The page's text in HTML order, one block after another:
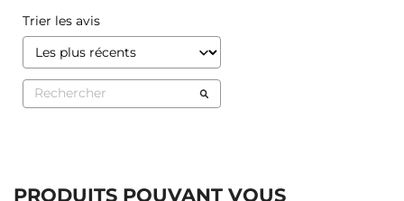
Trier les avis
PRODUITS POUVANT VOUS